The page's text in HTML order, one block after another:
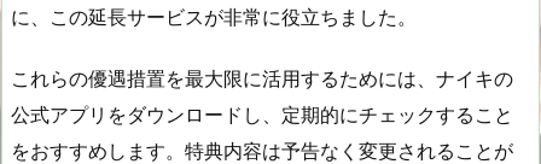
に、この延長サービスが非常に役立ちました。
これらの優遇措置を最大限に活用するためには、ナイキの
公式アプリをダウンロードし、定期的にチェックすること
をおすすめします。特典内容は予告なく変更されることが